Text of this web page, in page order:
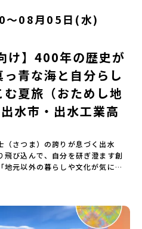
を目途に、お申し込み時に記入い
／落選メール」をお送りいたし
た「当選確認フォーム」に３日
の提出をもって参加確定とさせ
ムの期日までにご回答いただけな
ていただきます。当選取り消しが
連絡させていただきます。登録
場合は下記の地域みらい留学公式
※受信制限設定をしていると、通
せん。その場合は、
受信できるよう設定をお願いいた
合せにはお答えしておりません
みについてお申込はお一人様1回
らお申込ください。申込後の内容
ールアドレスの入力間違いにご
に複数(同性2～4名程度)で宿泊
ー対応について個別の詳細なア
る場合がございます。対応が必
い。・参加取消や急遽参加でき
後の参加お取り消しはご遠慮下さ
仲間や地元の高校生、町の大人
ヌが愛した森を散策するフィー
ワーク」 -みんなで振り返り対話
13：30頃プログラム終了-新千歳
。※天候の状況や参加人数によっ
ざいます。参加概要【開催場所】
【実施日程】7月18日(土)～7月20
6月3日(水) 18：30～20：00に
」をご案内する予定です。必ず参
時間】7月18日(土) 12：00 新千歳
到着する便で手配ください。【解
：00頃 新千歳空港※16：00以降
ださい。【対象】中学2年生、中
ント※ドミトリータイプの2段ベ
予定です。【旅行代金】無料※旅
の内容が無料となります・宿泊
ティビティ・体験費用・一部の食
となります・集合場所までの往
個人飲食費などの個人的費用【募
の場合は抽選の上決定）【参加
から立ち向かい、未知の領域へ
つかずの大自然の中で一攫千金
、自らの手で広大な大地を切り
夢を追う人々が集まる他の町に
では、このフロンティアスピリッ
ら宇宙を目指す」という新たな夢
リコンバレー」の実現を目指し、
宙港「北海道スペースポート」の
来への挑戦の精神は、民間企業に
という形で実を結び、世界有数
・アジア各国からも大きな注目
樹町の過去から未来へ繋がるフロ
ィビティへ出発！農業からロケ
では味わえない体験を五感をフル
大樹高校は、農業から宇宙まで
の学びは、ただ教室の机に座っ
漁業から、最先端の宇宙科学ま
先輩たちは「地域探究」の授業
を通して、学校の外へどんどん
ルな課題解決にチャレンジしてい
08月05日(水)
け】400年の歴史が
青な海と自分らし
夏旅（おためし地
水市・出水工業高
（さつま）の誇りが息づく出水
飛び込んで、自分を研ぎ澄ます創
元以外の暮らしや文化が気にな
分の進学や将来の可能性をもっ
業高校に興味がある！」そんな
おためし地域留学」は、日本全国
超えて学校生活を送る「地域みら
ラムです。はじめてのひとり旅で